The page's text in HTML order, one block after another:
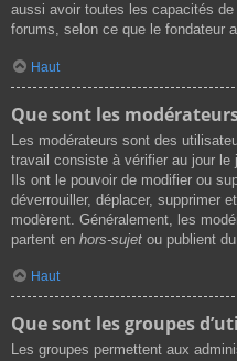
aussi avoir toutes les capacités de
forums, selon ce que le fondateur
Haut
Que sont les
Les modérateurs sont des
travail consiste à vérifier au jour le
Ils ont le pouvoir de modifier ou
déverrouiller, déplacer, supprimer
modèrent. Généralement, les
partent en hors-sujet ou publient
Haut
Que sont les groupes
Les groupes permettent aux